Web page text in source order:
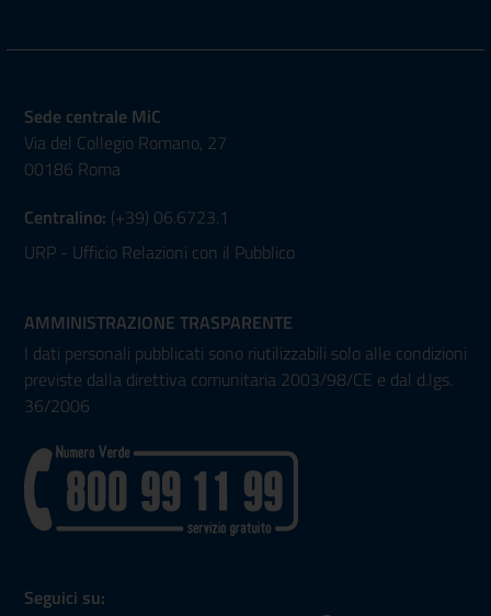
Sede centrale MiC
Via del Collegio Romano, 27
00186 Roma
Centralino: (+39) 06.6723.1
URP - Ufficio Relazioni con il Pubblico
AMMINISTRAZIONE TRASPARENTE
I dati personali pubblicati sono riutilizzabili solo alle condizioni
previste dalla direttiva comunitaria 2003/98/CE e dal d.lgs.
36/2006
Seguici su: